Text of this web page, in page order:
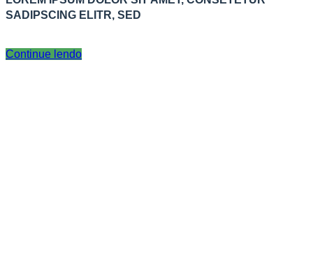
SADIPSCING ELITR, SED
Continue lendo